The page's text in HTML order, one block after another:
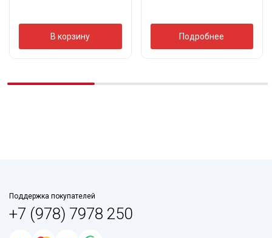
В корзину Подробнее
Поддержка покупателей
+7 (978) 7978 250